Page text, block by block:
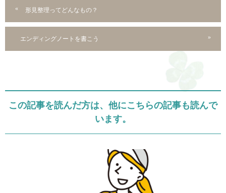
形見整理ってどんなもの？
エンディングノートを書こう
この記事を読んだ方は、他にこちらの記事も読んで
います。